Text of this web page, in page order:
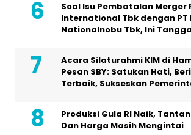
Soal Isu Pembatalan Merger
International Tbk dengan PT
Nationalnobu Tbk, Ini
Acara Silaturahmi KIM di
Pesan SBY: Satukan Hati,
Terbaik, Sukseskan
Produksi Gula RI Naik,
Dan Harga Masih Mengintai